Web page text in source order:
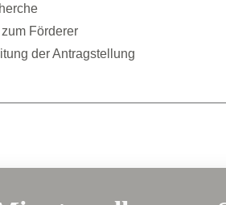
Förderer
der Antragstellung